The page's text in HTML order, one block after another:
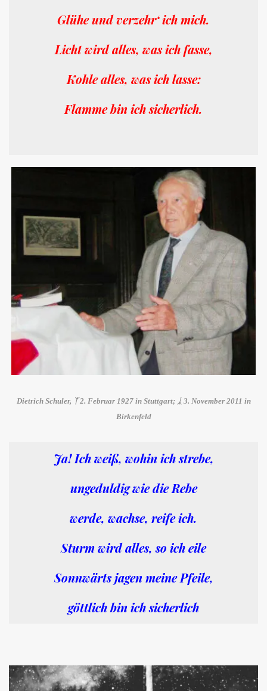
Glühe und verzehr‘ ich mich.
Licht wird alles, was ich fasse,
Kohle alles, was ich lasse:
Flamme bin ich sicherlich.
Dietrich Schuler, ᛉ 2. Februar 1927 in Stuttgart; ᛣ 3. November 2011 in
Birkenfeld
Ja! Ich weiß, wohin ich strebe,
ungeduldig wie die Rebe
werde, wachse, reife ich.
Sturm wird alles, so ich eile
Sonnwärts jagen meine Pfeile,
göttlich bin ich sicherlich